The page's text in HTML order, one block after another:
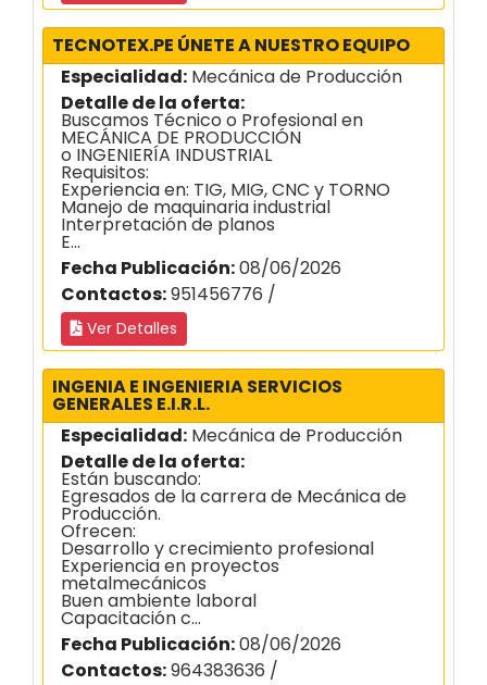
TECNOTEX.PE ÚNETE A NUESTRO EQUIPO
Especialidad: Mecánica de Producción
Detalle de la oferta:
Buscamos Técnico o Profesional en
MECÁNICA DE PRODUCCIÓN
o INGENIERÍA INDUSTRIAL
Requisitos:
Experiencia en: TIG, MIG, CNC y TORNO
Manejo de maquinaria industrial
Interpretación de planos
E...
Fecha Publicación:08/06/2026
Contactos:951456776 /
Ver Detalles
INGENIA E INGENIERIA SERVICIOS
GENERALES E.I.R.L.
Especialidad: Mecánica de Producción
Detalle de la oferta:
Están buscando:
Egresados de la carrera de Mecánica de
Producción.
Ofrecen:
Desarrollo y crecimiento profesional
Experiencia en proyectos
metalmecánicos
Buen ambiente laboral
Capacitación c...
Fecha Publicación:08/06/2026
Contactos:964383636 /